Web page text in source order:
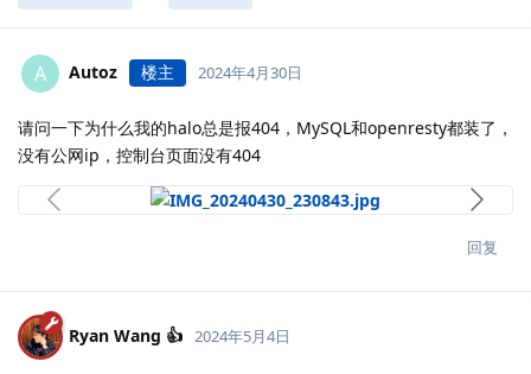
A Autoz 楼主 2024年4月30日
请问一下为什么我的halo总是报404，MySQL和openresty都装了，
没有公网ip，控制台页面没有404
回复
Ryan Wang 👍 2024年5月4日